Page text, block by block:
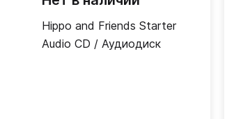
Hippo and Friends Starter
Audio CD / Аудиодиск